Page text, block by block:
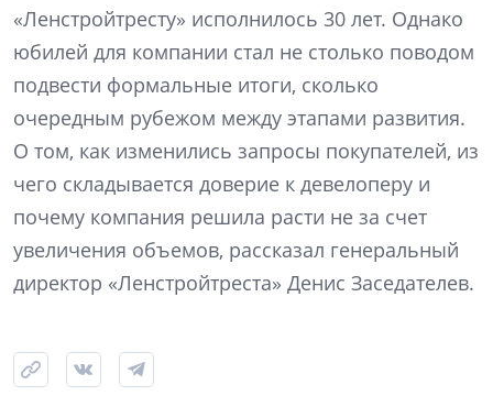
«Ленстройтресту» исполнилось 30 лет. Однако
юбилей для компании стал не столько поводом
подвести формальные итоги, сколько
очередным рубежом между этапами развития.
О том, как изменились запросы покупателей, из
чего складывается доверие к девелоперу и
почему компания решила расти не за счет
увеличения объемов, рассказал генеральный
директор «Ленстройтреста» Денис Заседателев.